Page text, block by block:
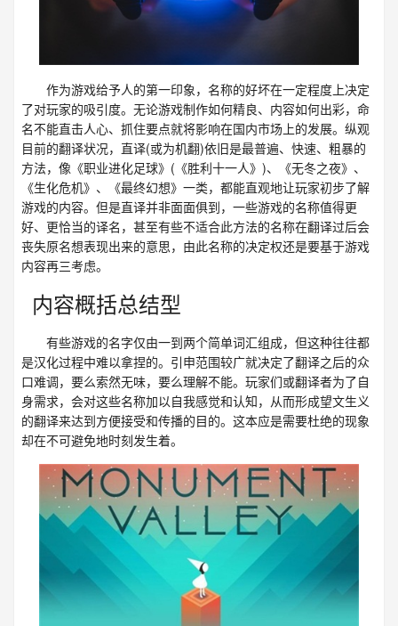
作为游戏给予人的第一印象，名称的好坏在一定程度上决定
了对玩家的吸引度。无论游戏制作如何精良、内容如何出彩，命
名不能直击人心、抓住要点就将影响在国内市场上的发展。纵观
目前的翻译状况，直译(或为机翻)依旧是最普遍、快速、粗暴的
方法，像《职业进化足球》(《胜利十一人》)、《无冬之夜》、
《生化危机》、《最终幻想》一类，都能直观地让玩家初步了解
游戏的内容。但是直译并非面面俱到，一些游戏的名称值得更
好、更恰当的译名，甚至有些不适合此方法的名称在翻译过后会
丧失原名想表现出来的意思，由此名称的决定权还是要基于游戏
内容再三考虑。
内容概括总结型
有些游戏的名字仅由一到两个简单词汇组成，但这种往往都
是汉化过程中难以拿捏的。引申范围较广就决定了翻译之后的众
口难调，要么索然无味，要么理解不能。玩家们或翻译者为了自
身需求，会对这些名称加以自我感觉和认知，从而形成望文生义
的翻译来达到方便接受和传播的目的。这本应是需要杜绝的现象
却在不可避免地时刻发生着。